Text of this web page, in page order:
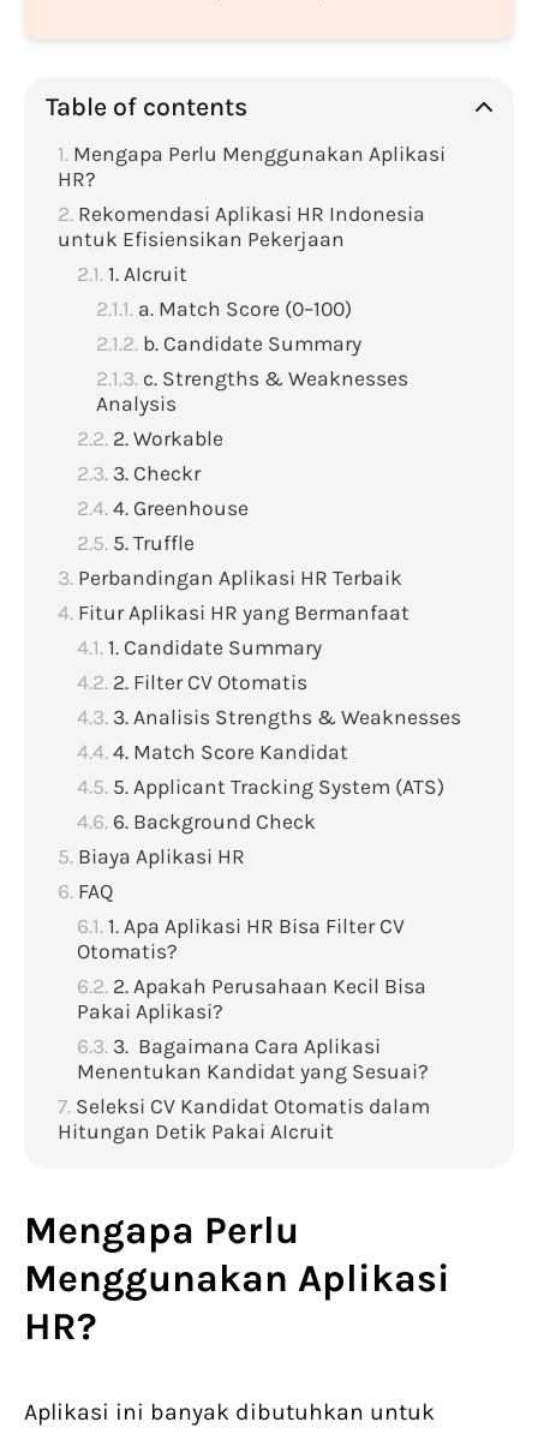
Table of contents
Mengapa Perlu Menggunakan Aplikasi
HR?
Rekomendasi Aplikasi HR Indonesia
untuk Efisiensikan Pekerjaan
1. AIcruit
a. Match Score (0–100)
b. Candidate Summary
c. Strengths & Weaknesses
Analysis
2. Workable
3. Checkr
4. Greenhouse
5. Truffle
Perbandingan Aplikasi HR Terbaik
Fitur Aplikasi HR yang Bermanfaat
1. Candidate Summary
2. Filter CV Otomatis
3. Analisis Strengths & Weaknesses
4. Match Score Kandidat
5. Applicant Tracking System (ATS)
6. Background Check
Biaya Aplikasi HR
FAQ
1. Apa Aplikasi HR Bisa Filter CV
Otomatis?
2. Apakah Perusahaan Kecil Bisa
Pakai Aplikasi?
3. Bagaimana Cara Aplikasi
Menentukan Kandidat yang Sesuai?
Seleksi CV Kandidat Otomatis dalam
Hitungan Detik Pakai AIcruit
Mengapa Perlu
Menggunakan Aplikasi
HR?
Aplikasi ini banyak dibutuhkan untuk